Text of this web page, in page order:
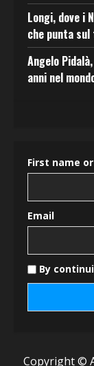
Longi, dove i
che punta
Angelo
anni nel
First name
Email
By
Copyright ©